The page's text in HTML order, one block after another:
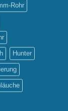
Rohr
Hunter